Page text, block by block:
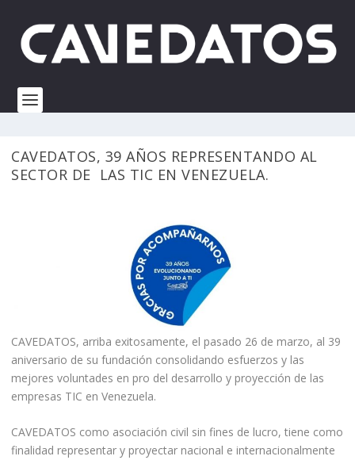
CAVEDATOS, 39 AÑOS REPRESENTANDO AL
SECTOR DE LAS TIC EN VENEZUELA.
CAVEDATOS, arriba exitosamente, el pasado 26 de marzo, al 39
aniversario de su fundación consolidando esfuerzos y las
mejores voluntades en pro del desarrollo y proyección de las
empresas TIC en Venezuela.
CAVEDATOS como asociación civil sin fines de lucro, tiene como
finalidad representar y proyectar nacional e internacionalmente